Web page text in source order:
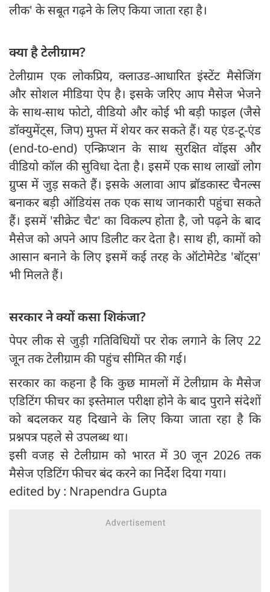
लीक' के सबूत गढ़ने के लिए किया जाता रहा है।
क्या है टेलीग्राम?
टेलीग्राम एक लोकप्रिय, क्लाउड-आधारित इंस्टेंट मैसेजिंग
और सोशल मीडिया ऐप है। इसके जरिए आप मैसेज भेजने
के साथ-साथ फोटो, वीडियो और कोई भी बड़ी फाइल (जैसे
डॉक्युमेंट्स, जिप) मुफ्त में शेयर कर सकते हैं। यह एंड-टू-एंड
(end-to-end) एन्क्रिप्शन के साथ सुरक्षित वॉइस और
वीडियो कॉल की सुविधा देता है। इसमें एक साथ लाखों लोग
ग्रुप्स में जुड़ सकते हैं। इसके अलावा आप ब्रॉडकास्ट चैनल्स
बनाकर बड़ी ऑडियंस तक एक साथ जानकारी पहुंचा सकते
हैं। इसमें 'सीक्रेट चैट' का विकल्प होता है, जो पढ़ने के बाद
मैसेज को अपने आप डिलीट कर देता है। साथ ही, कामों को
आसान बनाने के लिए इसमें कई तरह के ऑटोमेटेड 'बॉट्स'
भी मिलते हैं।
सरकार ने क्यों कसा शिकंजा?
पेपर लीक से जुड़ी गतिविधियों पर रोक लगाने के लिए 22
जून तक टेलीग्राम की पहुंच सीमित की गई।
सरकार का कहना है कि कुछ मामलों में टेलीग्राम के मैसेज
एडिटिंग फीचर का इस्तेमाल परीक्षा होने के बाद पुराने संदेशों
को बदलकर यह दिखाने के लिए किया जाता रहा है कि
प्रश्नपत्र पहले से उपलब्ध था।
इसी वजह से टेलीग्राम को भारत में 30 जून 2026 तक
मैसेज एडिटिंग फीचर बंद करने का निर्देश दिया गया।
edited by : Nrapendra Gupta